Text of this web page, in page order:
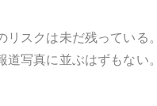
スクは未だ残っている
写真に並ぶはずもない